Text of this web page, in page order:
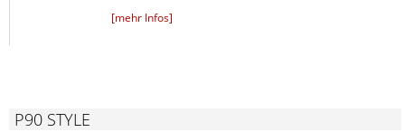
[mehr Infos]
P90 STYLE